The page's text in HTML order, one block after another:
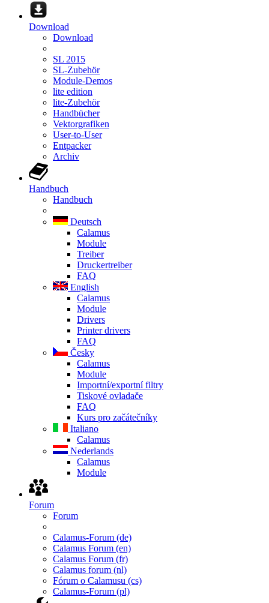
Download
Download
SL 2015
SL-Zubehör
Module-Demos
lite edition
lite-Zubehör
Handbücher
Vektorgrafiken
User-to-User
Entpacker
Archiv
Handbuch
Handbuch
Deutsch
Calamus
Module
Treiber
Druckertreiber
FAQ
English
Calamus
Module
Drivers
Printer drivers
FAQ
Česky
Calamus
Module
Importní/exportní filtry
Tiskové ovladače
FAQ
Kurs pro začátečníky
Italiano
Calamus
Nederlands
Calamus
Module
Forum
Forum
Calamus-Forum (de)
Calamus Forum (en)
Calamus Forum (fr)
Calamus forum (nl)
Fórum o Calamusu (cs)
Calamus-Forum (pl)